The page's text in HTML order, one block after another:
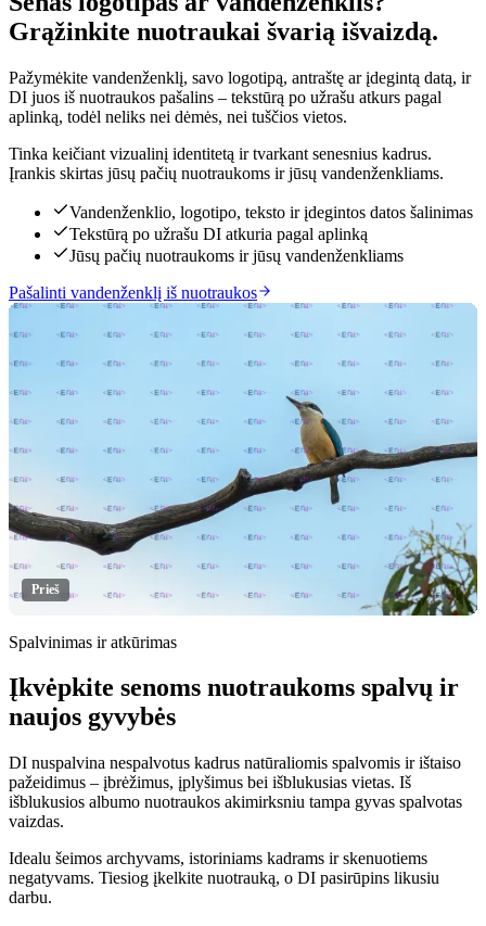
Grąžinkite nuotraukai švarią išvaizdą.
Pažymėkite vandenženklį, savo logotipą, antraštę ar įdegintą datą, ir
DI juos iš nuotraukos pašalins – tekstūrą po užrašu atkurs pagal
aplinką, todėl neliks nei dėmės, nei tuščios vietos.
Tinka keičiant vizualinį identitetą ir tvarkant senesnius kadrus.
Įrankis skirtas jūsų pačių nuotraukoms ir jūsų vandenženkliams.
Vandenženklio, logotipo, teksto ir įdegintos datos šalinimas
Tekstūrą po užrašu DI atkuria pagal aplinką
Jūsų pačių nuotraukoms ir jūsų vandenženkliams
Pašalinti vandenženklį iš nuotraukos
Spustelėkite norėdami atskleisti
Prieš
Spalvinimas ir atkūrimas
Įkvėpkite senoms nuotraukoms spalvų ir
naujos gyvybės
DI nuspalvina nespalvotus kadrus natūraliomis spalvomis ir ištaiso
pažeidimus – įbrėžimus, įplyšimus bei išblukusias vietas. Iš
išblukusios albumo nuotraukos akimirksniu tampa gyvas spalvotas
vaizdas.
Idealu šeimos archyvams, istoriniams kadrams ir skenuotiems
negatyvams. Tiesiog įkelkite nuotrauką, o DI pasirūpins likusiu
darbu.